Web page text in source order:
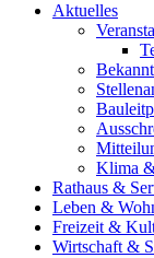
Aktuelles
Klima
Rathaus &
Leben &
Freizeit &
Wirtschaft &